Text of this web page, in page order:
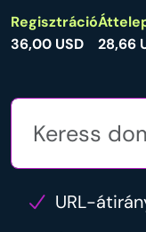
Regisztráció
36,00 USD
28,66
URL-